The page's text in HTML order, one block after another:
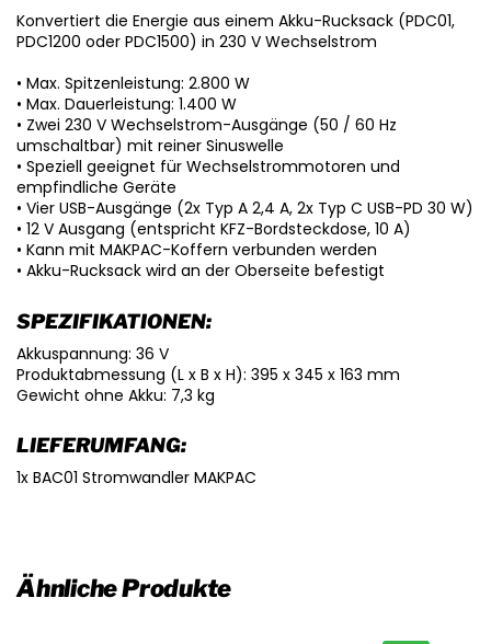
Konvertiert die Energie aus einem Akku-Rucksack (PDC01,
PDC1200 oder PDC1500) in 230 V Wechselstrom
• Max. Spitzenleistung: 2.800 W
• Max. Dauerleistung: 1.400 W
• Zwei 230 V Wechselstrom-Ausgänge (50 / 60 Hz
umschaltbar) mit reiner Sinuswelle
• Speziell geeignet für Wechselstrommotoren und
empfindliche Geräte
• Vier USB-Ausgänge (2x Typ A 2,4 A, 2x Typ C USB-PD 30 W)
• 12 V Ausgang (entspricht KFZ-Bordsteckdose, 10 A)
• Kann mit MAKPAC-Koffern verbunden werden
• Akku-Rucksack wird an der Oberseite befestigt
SPEZIFIKATIONEN:
Akkuspannung: 36 V
Produktabmessung (L x B x H): 395 x 345 x 163 mm
Gewicht ohne Akku: 7,3 kg
LIEFERUMFANG:
1x BAC01 Stromwandler MAKPAC
Ähnliche Produkte